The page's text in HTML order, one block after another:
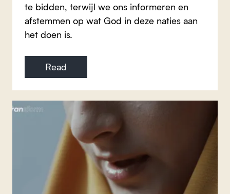
te bidden, terwijl we ons informeren en
afstemmen op wat God in deze naties aan
het doen is.
Read